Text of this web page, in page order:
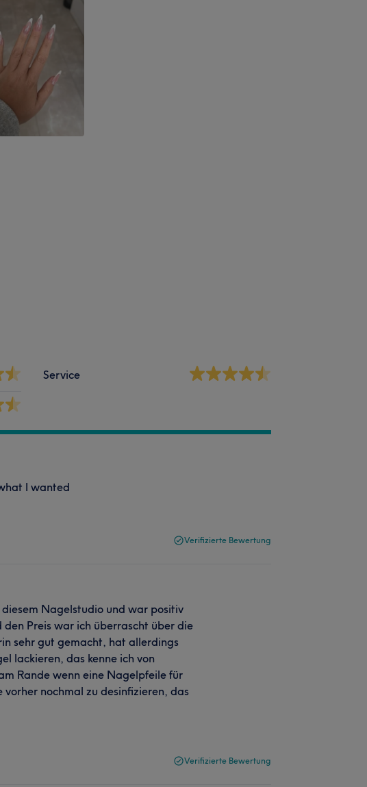
Service
I wanted
Verifizierte Bewertung
Nagelstudio und war positiv
Preis war ich überrascht über die
sehr gut gemacht, hat allerdings
lackieren, das kenne ich von
Rande wenn eine Nagelpfeile für
nochmal zu desinfizieren, das
Verifizierte Bewertung